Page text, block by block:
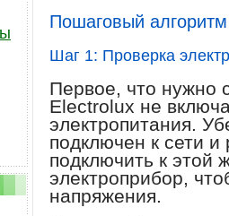
Пошаговый алгоритм
Шаг 1: Проверка
Первое, что нужно
Electrolux не
электропитания.
подключен к сети и
подключить к этой
электроприбор,
напряжения.